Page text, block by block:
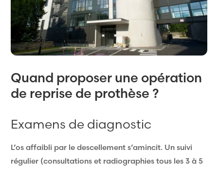
Quand proposer une opération
de reprise de prothèse ?
Examens de diagnostic
L’os affaibli par le descellement s’amincit. Un suivi
régulier (consultations et radiographies tous les 3 à 5